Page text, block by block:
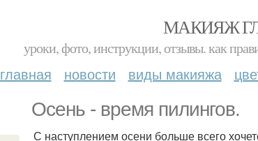
МАКИЯЖ
уроки, фото, инструкции, отзывы. как
главная новости виды макияжа
Осень - время пилингов.
С наступлением осени больше всего